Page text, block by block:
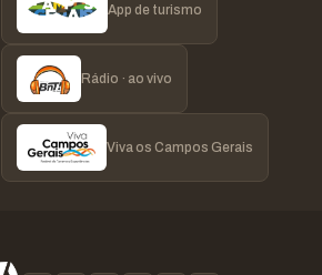
App de turismo
Rádio · ao vivo
Viva os Campos Gerais